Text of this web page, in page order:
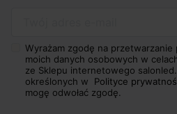
Wyrażam zgodę na przetwarzanie
moich danych osobowych w
ze Sklepu internetowego
określonych w Polityce
mogę odwołać zgodę.